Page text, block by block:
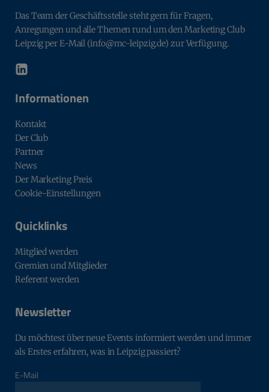
Das Team der Geschäftsstelle steht gern für Fragen,
Anregungen und alle Themen rund um den Marketing Club
Leipzig per E-Mail (info@mc-leipzig.de) zur Verfügung.
Informationen
Kontakt
Der Club
Partner
News
Der Marketing Preis
Cookie-Einstellungen
Quicklinks
Mitglied werden
Gremien und Mitglieder
Referent werden
Newsletter
Du möchtest über neue Events informiert werden und immer
als Erstes erfahren, was in Leipzig passiert?
E-Mail